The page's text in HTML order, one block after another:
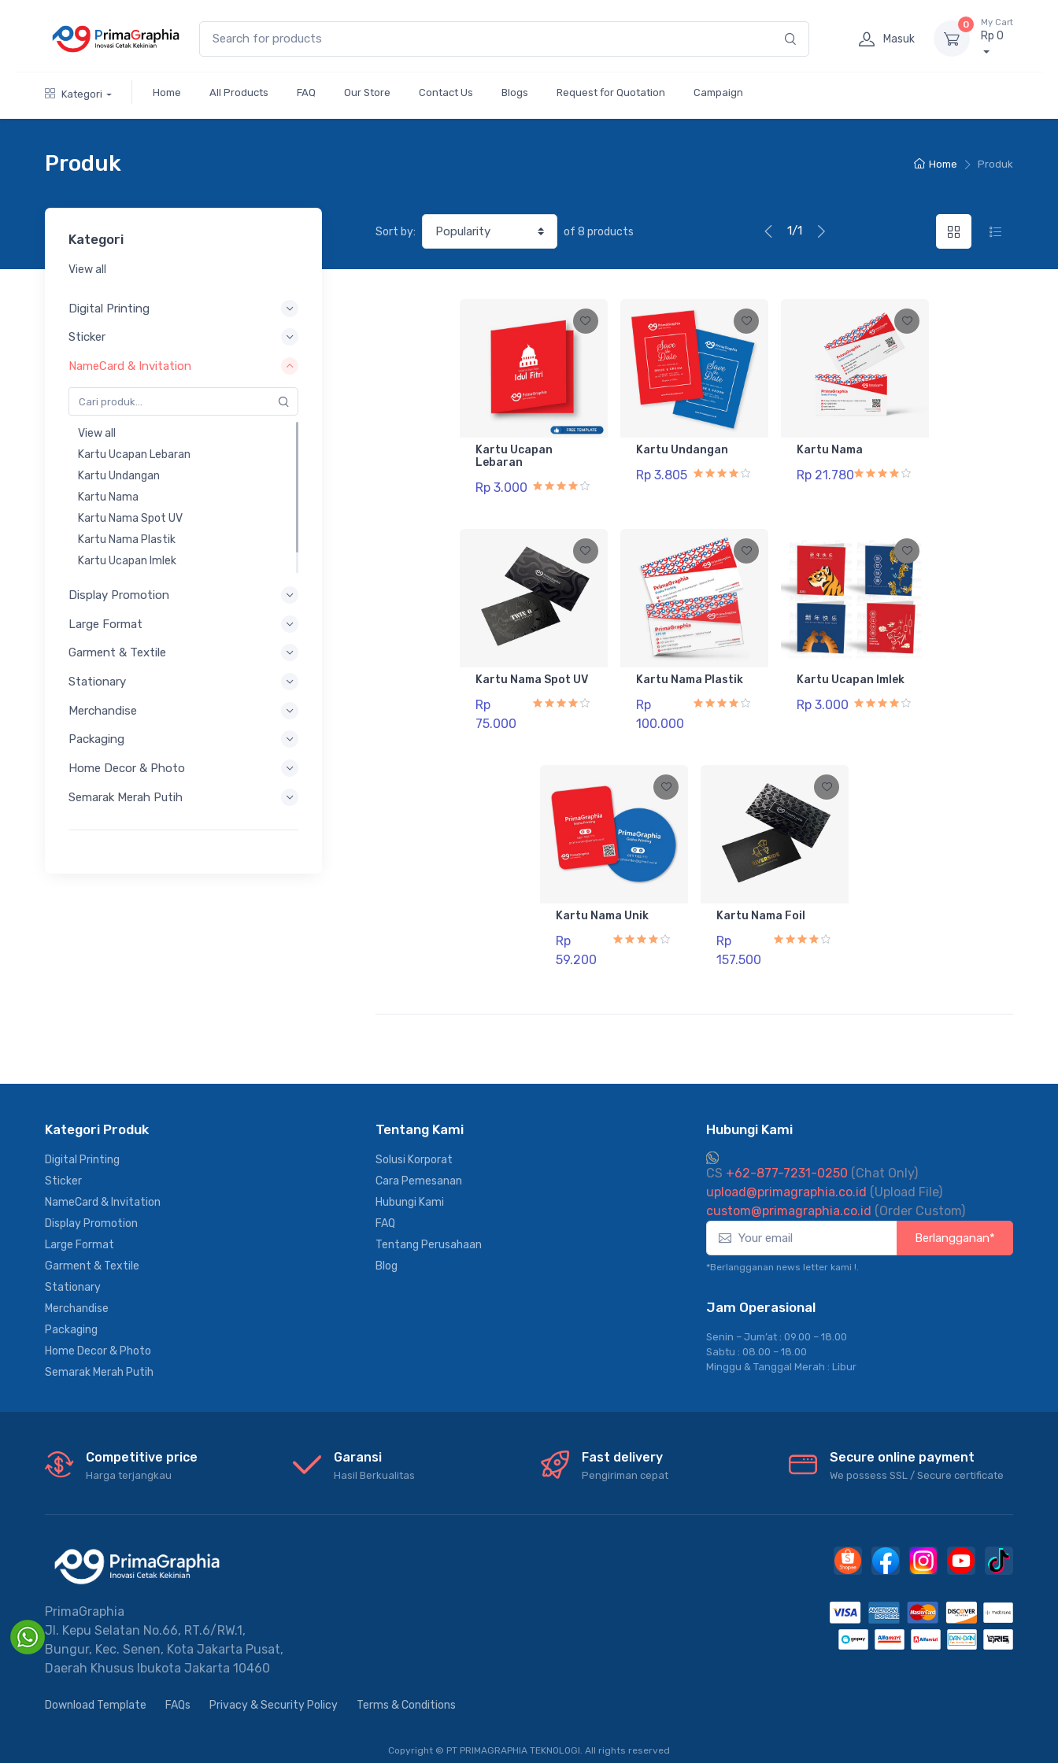
Masuk
0 My Cart
Rp 0
Kategori Home All Products FAQ Our Store Contact Us Blogs Request for Quotation Campaign
Home Produk
Produk
Kategori
View all
Digital Printing
Sticker
NameCard & Invitation
View all
Kartu Ucapan Lebaran
Kartu Undangan
Kartu Nama
Kartu Nama Spot UV
Kartu Nama Plastik
Kartu Ucapan Imlek
Kartu Nama Foil
Display Promotion
Large Format
Garment & Textile
Stationary
Merchandise
Packaging
Home Decor & Photo
Semarak Merah Putih
Sort by: of 8 products 1/1
Kartu Ucapan
Lebaran
Rp 3.000
Kartu Undangan
Rp 3.805
Kartu Nama
Rp 21.780
Kartu Nama Spot UV
Rp
75.000
Kartu Nama Plastik
Rp
100.000
Kartu Ucapan Imlek
Rp 3.000
Kartu Nama Unik
Rp
59.200
Kartu Nama Foil
Rp
157.500
Kategori Produk
Digital Printing
Sticker
NameCard & Invitation
Display Promotion
Large Format
Garment & Textile
Stationary
Merchandise
Packaging
Home Decor & Photo
Semarak Merah Putih
Tentang Kami
Solusi Korporat
Cara Pemesanan
Hubungi Kami
FAQ
Tentang Perusahaan
Blog
Hubungi Kami
CS +62-877-7231-0250 (Chat Only)
upload@primagraphia.co.id (Upload File)
custom@primagraphia.co.id (Order Custom)
Berlangganan*
*Berlangganan news letter kami !.
Jam Operasional
Senin – Jum’at : 09.00 – 18.00
Sabtu : 08.00 – 18.00
Minggu & Tanggal Merah : Libur
Competitive price
Harga terjangkau
Garansi
Hasil Berkualitas
Fast delivery
Pengiriman cepat
Secure online payment
We possess SSL / Secure сertificate
PrimaGraphia
Jl. Kepu Selatan No.66, RT.6/RW.1,
Bungur, Kec. Senen, Kota Jakarta Pusat,
Daerah Khusus Ibukota Jakarta 10460
Download Template FAQs Privacy & Security Policy Terms & Conditions
Copyright © PT PRIMAGRAPHIA TEKNOLOGI. All rights reserved